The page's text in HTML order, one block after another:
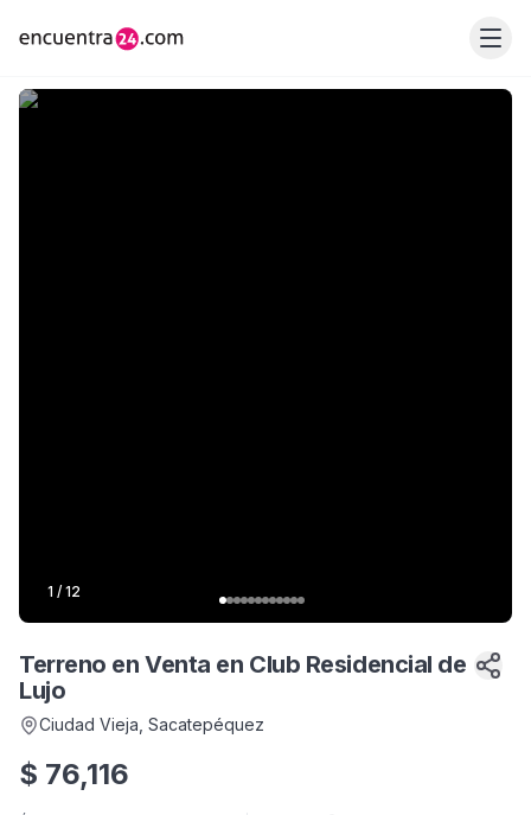
1 / 12
Terreno en Venta en Club Residencial de
Lujo
Ciudad Vieja , Sacatepéquez
$ 76,116